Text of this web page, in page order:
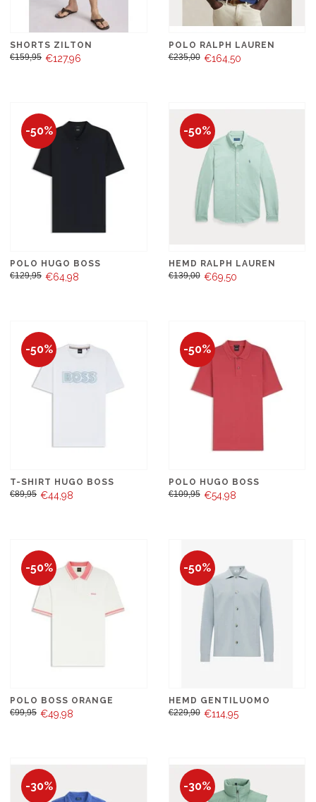
SHORTS ZILTON
€159,95 €127,96
POLO RALPH LAUREN
€235,00 €164,50
-50%
POLO HUGO BOSS
€129,95 €64,98
-50%
HEMD RALPH LAUREN
€139,00 €69,50
-50%
T-SHIRT HUGO BOSS
€89,95 €44,98
-50%
POLO HUGO BOSS
€109,95 €54,98
-50%
POLO BOSS ORANGE
€99,95 €49,98
-50%
HEMD GENTILUOMO
€229,90 €114,95
-30% -30%